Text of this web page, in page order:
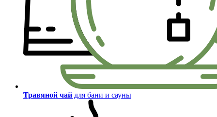
Травяной чай для бани и сауны